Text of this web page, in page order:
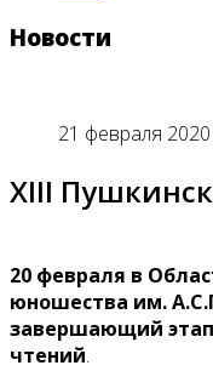
Новости
21 февраля 2020
XIII
20 февраля в
юношества им.
завершающий
чтений.